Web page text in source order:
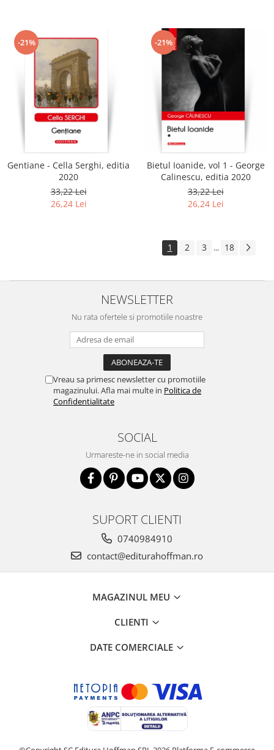
-21%
Gentiane - Cella Serghi, editia
2020
33,22 Lei
26,24 Lei
-21%
Bietul Ioanide, vol 1 - George
Calinescu, editia 2020
33,22 Lei
26,24 Lei
1 2 3 ... 18
NEWSLETTER
Nu rata ofertele si promotiile noastre
Vreau sa primesc newsletter cu promotiile
magazinului. Afla mai multe in Politica de
Confidentialitate
SOCIAL
Urmareste-ne in social media
SUPORT CLIENTI
0740984910
contact@editurahoffman.ro
MAGAZINUL MEU
CLIENTI
DATE COMERCIALE